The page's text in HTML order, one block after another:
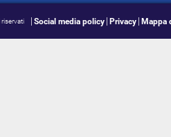
Social media policy Privacy Mappa